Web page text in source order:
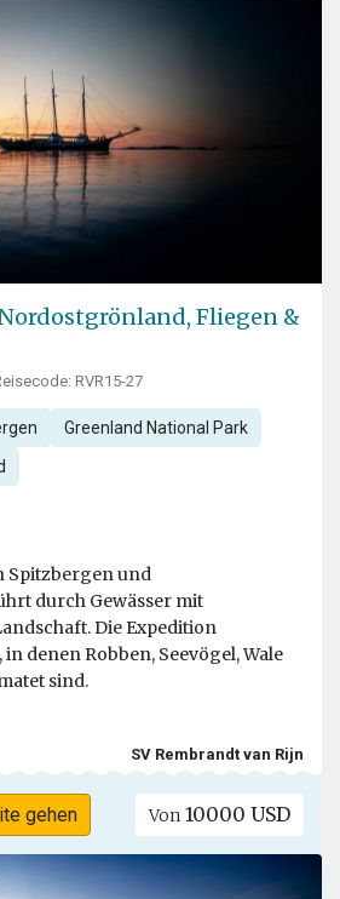
Fliegen &
RVR15-27
Greenland National Park
Spitzbergen und
durch Gewässer mit
Die Expedition
denen Robben, Seevögel, Wale
sind.
SV Rembrandt van Rijn
gehen Von 10000 USD